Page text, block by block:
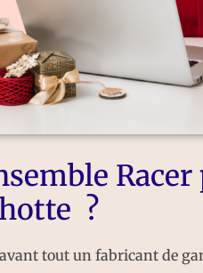
?
avant tout un fabricant de